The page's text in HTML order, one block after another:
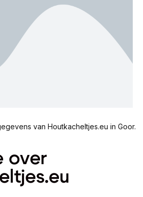
van Houtkacheltjes.eu in Goor.
over